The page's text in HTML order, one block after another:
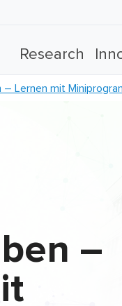
Research
– Lernen mit
–